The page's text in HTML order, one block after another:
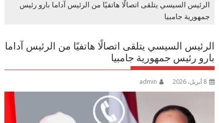
الرئيس السيسي يتلقى اتصالًا هاتفيًا من الرئيس آداما بارو رئيس
جمهورية جامبيا
الرئيس السيسي يتلقى اتصالًا هاتفيًا من الرئيس آداما
بارو رئيس جمهورية جامبيا
8 أبريل، 2026 admin